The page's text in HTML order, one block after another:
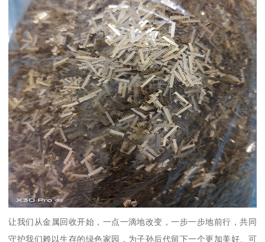
让我们从金属回收开始，一点一滴地改变，一步一步地前行，共同
守护我们赖以生存的绿色家园，为子孙后代留下一个更加美好、可